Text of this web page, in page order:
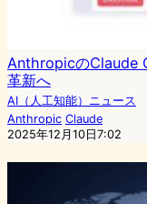
AnthropicのClaude
革新へ
AI（人工知能）ニュース
Anthropic Claude
2025年12月10日7:02